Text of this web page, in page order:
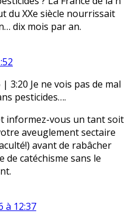
du XXe siècle nourrissait
dix mois par an.
3:20 Je ne vois pas de mal
pesticides….
informez-vous un tant soit
aveuglement sectaire
avant de rabâcher
de catéchisme sans le
à 12:37